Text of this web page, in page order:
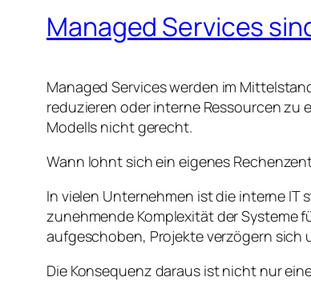
Managed Services
Managed Services werden im
reduzieren oder interne Ressourcen
Modells nicht gerecht.
Wann lohnt sich ein eigenes
In vielen Unternehmen ist die interne
zunehmende Komplexität der Systeme
aufgeschoben, Projekte verzögern sich
Die Konsequenz daraus ist nicht nur